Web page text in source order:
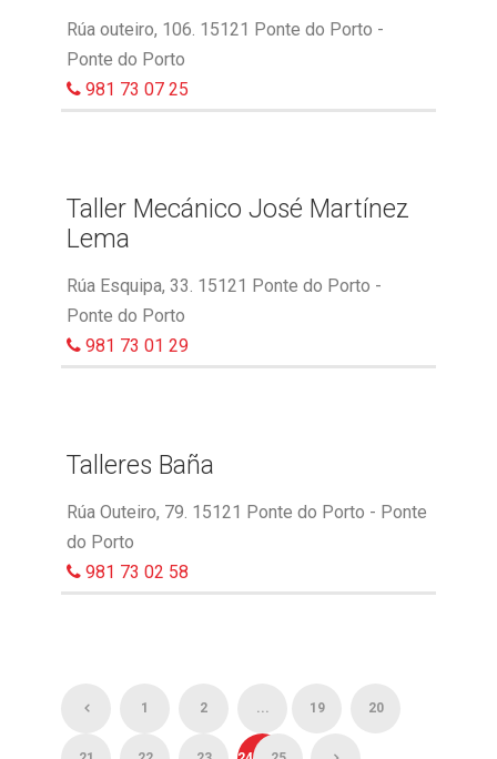
Rúa outeiro, 106. 15121 Ponte do Porto -
Ponte do Porto
981 73 07 25
Taller Mecánico José Martínez
Lema
Rúa Esquipa, 33. 15121 Ponte do Porto -
Ponte do Porto
981 73 01 29
Talleres Baña
Rúa Outeiro, 79. 15121 Ponte do Porto - Ponte
do Porto
981 73 02 58
1 2 ... 19 20